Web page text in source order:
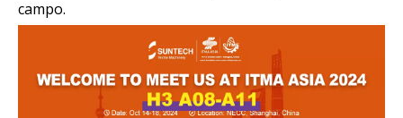
campo.